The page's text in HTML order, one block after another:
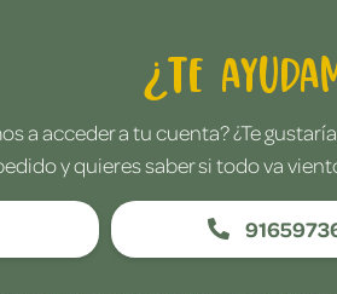
¿Te
a acceder a tu cuenta? ¿Te
y quieres saber si todo va